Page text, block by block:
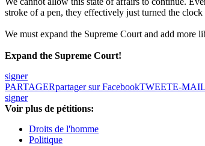
stroke of a pen, they effectively just turned the
We must expand the Supreme Court and add more
Expand the Supreme Court!
signer
PARTAGERpartager sur FacebookTWEETE-MAIL
signer
Voir plus de pétitions:
Droits de l'homme
Politique